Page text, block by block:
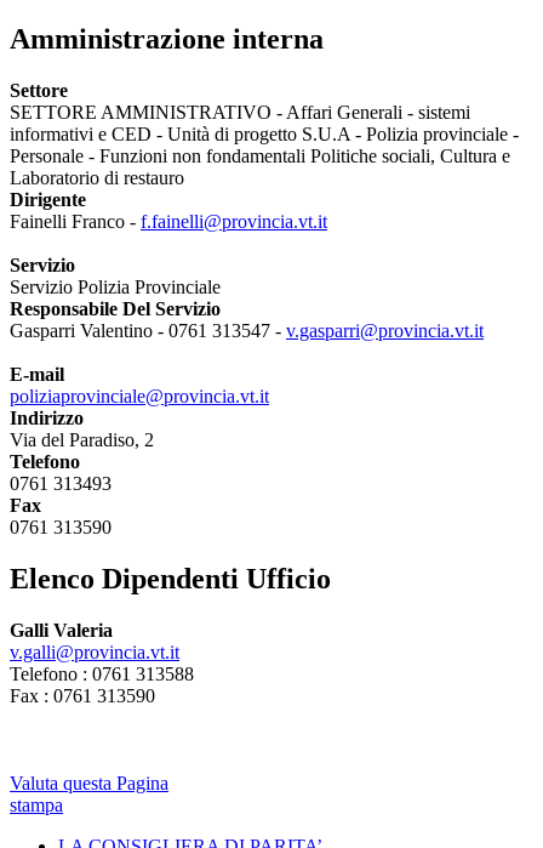
Amministrazione interna
Settore
SETTORE AMMINISTRATIVO - Affari Generali - sistemi
informativi e CED - Unità di progetto S.U.A - Polizia provinciale -
Personale - Funzioni non fondamentali Politiche sociali, Cultura e
Laboratorio di restauro
Dirigente
Fainelli Franco - f.fainelli@provincia.vt.it
Servizio
Servizio Polizia Provinciale
Responsabile Del Servizio
Gasparri Valentino - 0761 313547 - v.gasparri@provincia.vt.it
E-mail
poliziaprovinciale@provincia.vt.it
Indirizzo
Via del Paradiso, 2
Telefono
0761 313493
Fax
0761 313590
Elenco Dipendenti Ufficio
Galli Valeria
v.galli@provincia.vt.it
Telefono : 0761 313588
Fax : 0761 313590
Valuta questa Pagina
stampa